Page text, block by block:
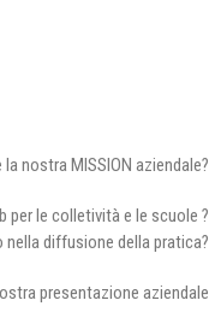
nostra MISSION aziendale?
per le colletività e le scuole ?
diffusione della pratica?
presentazione aziendale